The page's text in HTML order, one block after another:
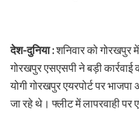
देश-दुनिया :शनिवार को गोरखपुर
गोरखपुर एसएसपी ने बड़ी
योगी गोरखपुर एयरपोर्ट पर
जा रहे थे। फ्लीट में लापरवाही